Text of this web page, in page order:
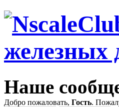
Наше
Добро пожаловать, Гость.